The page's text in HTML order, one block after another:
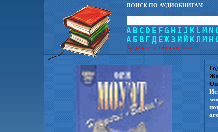
ПОИСК ПО АУДИОКНИГАМ
A B C D E F G H I J K L M N
А Б В Г Д Е Ж З И Й КЛ М Н
Аудиокниги, большая база.